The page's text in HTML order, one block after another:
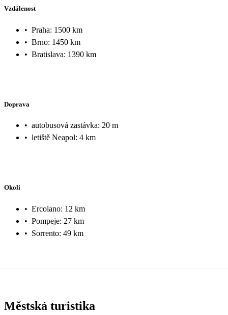
Vzdálenost
• Praha: 1500 km
• Brno: 1450 km
• Bratislava: 1390 km
Doprava
• autobusová zastávka: 20 m
• letiště Neapol: 4 km
Okolí
• Ercolano: 12 km
• Pompeje: 27 km
• Sorrento: 49 km
Městská turistika